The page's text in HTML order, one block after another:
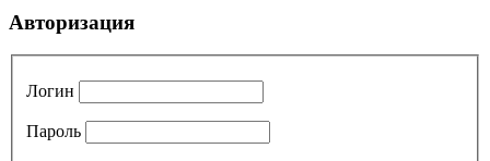
Авторизация
Логин
Пароль